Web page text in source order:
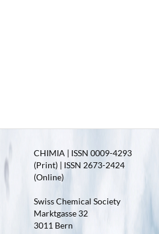
CHIMIA | ISSN 0009-4293
(Print) | ISSN 2673-2424
(Online)
Swiss Chemical Society
Marktgasse 32
3011 Bern